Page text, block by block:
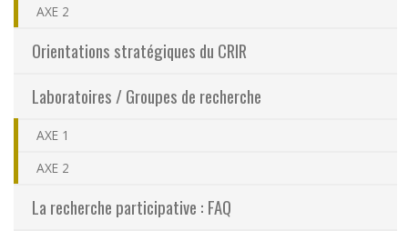
Partageons nos savoirs
Emplois et stages
Nous joindre
AXE 2
Orientations stratégiques du CRIR
Laboratoires / Groupes de recherche
AXE 1
AXE 2
La recherche participative : FAQ